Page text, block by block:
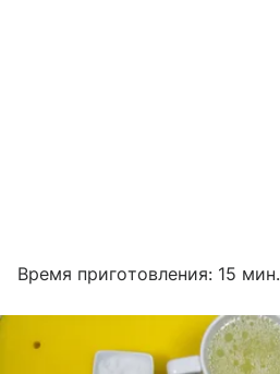
Время приготовления: 15 мин.